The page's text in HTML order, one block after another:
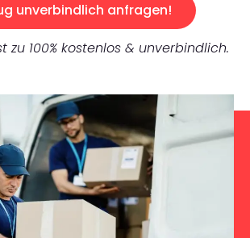
unverbindlich anfragen!
zu 100% kostenlos & unverbindlich.